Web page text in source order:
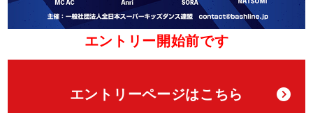
エントリー開始前です
エントリーページはこちら